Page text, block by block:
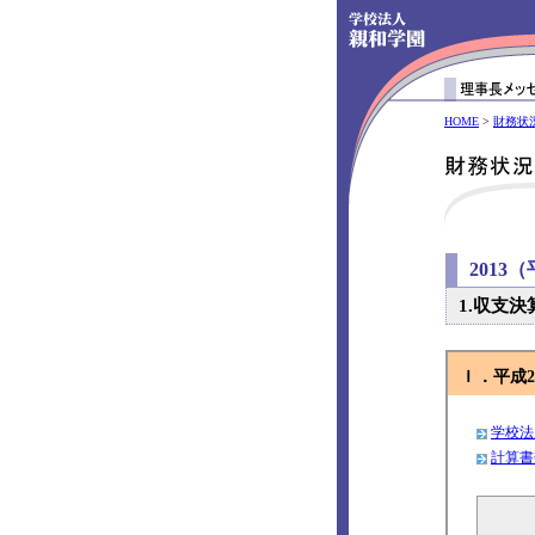
HOME > 財務状
2013（
1.収支決
Ｉ．平
学校
計算